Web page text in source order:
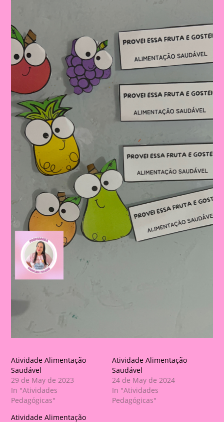
Atividade Alimentação
Saudável
29 de May de 2023
In "Atividades
Pedagógicas"
Atividade Alimentação
Saudável
24 de May de 2024
In "Atividades
Pedagógicas"
Atividade Alimentação